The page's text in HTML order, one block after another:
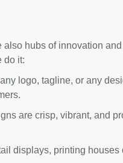
hubs of innovation
do it:
logo, tagline, or any
are crisp, vibrant, and
displays, printing